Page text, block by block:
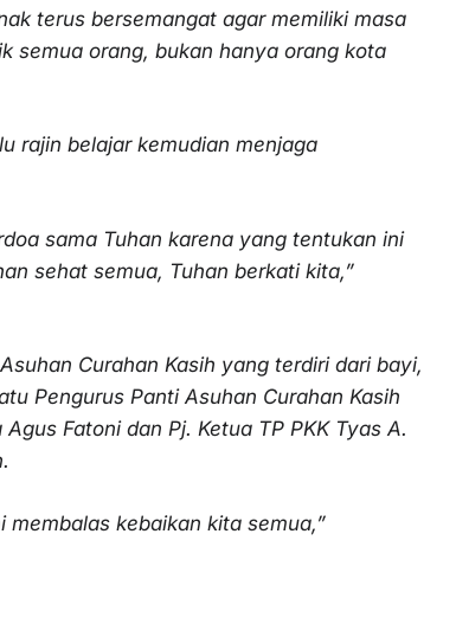
terus bersemangat agar memiliki masa
semua orang, bukan hanya orang kota
rajin belajar kemudian menjaga
sama Tuhan karena yang tentukan ini
sehat semua, Tuhan berkati kita,”
Curahan Kasih yang terdiri dari bayi,
Pengurus Panti Asuhan Curahan Kasih
Fatoni dan Pj. Ketua TP PKK Tyas A.
membalas kebaikan kita semua,”